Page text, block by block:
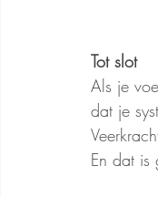
Tot slot
Als je
dat je
En dat is